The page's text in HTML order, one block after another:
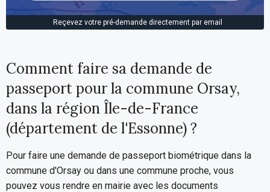
Reçevez votre pré-demande directement par email
Comment faire sa demande de
passeport pour la commune Orsay,
dans la région Île-de-France
(département de l'Essonne) ?
Pour faire une demande de passeport biométrique dans la
commune d'Orsay ou dans une commune proche, vous
pouvez vous rendre en mairie avec les documents